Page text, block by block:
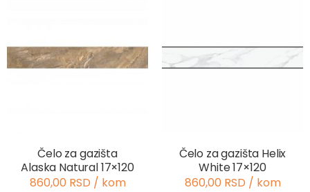
Čelo za gazišta
Alaska Natural 17×120
860,00 RSD / kom
Čelo za gazišta Helix
White 17×120
860,00 RSD / kom